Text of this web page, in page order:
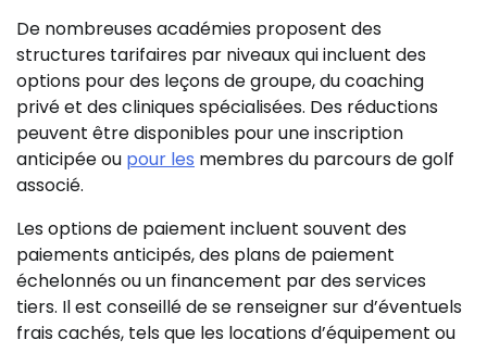
De nombreuses académies proposent des
structures tarifaires par niveaux qui incluent des
options pour des leçons de groupe, du coaching
privé et des cliniques spécialisées. Des réductions
peuvent être disponibles pour une inscription
anticipée ou pour les membres du parcours de golf
associé.
Les options de paiement incluent souvent des
paiements anticipés, des plans de paiement
échelonnés ou un financement par des services
tiers. Il est conseillé de se renseigner sur d’éventuels
frais cachés, tels que les locations d’équipement ou